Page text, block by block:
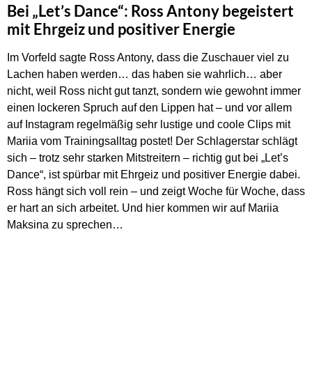
Bei „Let’s Dance“: Ross Antony begeistert
mit Ehrgeiz und positiver Energie
Im Vorfeld sagte Ross Antony, dass die Zuschauer viel zu
Lachen haben werden… das haben sie wahrlich… aber
nicht, weil Ross nicht gut tanzt, sondern wie gewohnt immer
einen lockeren Spruch auf den Lippen hat – und vor allem
auf Instagram regelmäßig sehr lustige und coole Clips mit
Mariia vom Trainingsalltag postet! Der Schlagerstar schlägt
sich – trotz sehr starken Mitstreitern – richtig gut bei „Let’s
Dance“, ist spürbar mit Ehrgeiz und positiver Energie dabei.
Ross hängt sich voll rein – und zeigt Woche für Woche, dass
er hart an sich arbeitet. Und hier kommen wir auf Mariia
Maksina zu sprechen…